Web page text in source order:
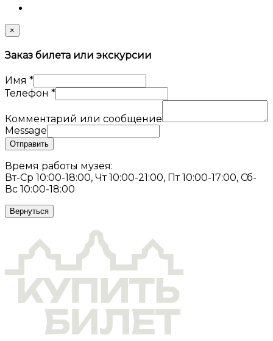
×
Заказ билета или экскурсии
Имя *
Телефон *
Комментарий или сообщение
Message
Отправить
Время работы музея:
Вт-Ср 10:00-18:00, Чт 10:00-21:00, Пт 10:00-17:00, Сб-
Вс 10:00-18:00
Вернуться